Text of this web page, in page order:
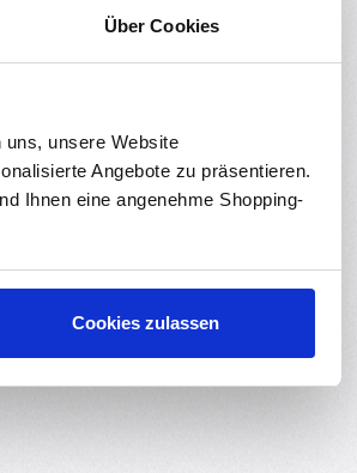
Über Cookies
unsere Website
Angebote zu präsentieren.
Ihnen eine angenehme Shopping-
Cookies zulassen
ist.